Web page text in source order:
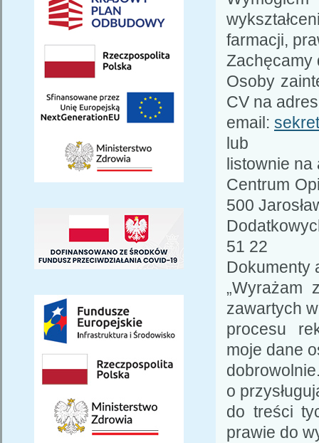
farmacji,
Zachęcamy
Osoby
CV na adres
email:
lub
listownie na
Centrum
500
51 22
Dokumenty
„Wyrażam
zawartych
procesu
moje dane
o
do treści
prawie do